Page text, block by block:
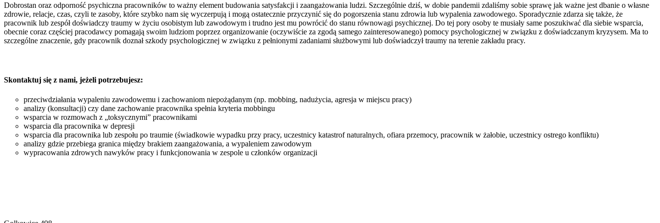
Dobrostan oraz odporność psychiczna pracowników to ważny element budowania satysfakcji i zaangażowania ludzi. Szczególnie dziś, w dobie pandemii zdaliśmy sobie sprawę jak ważne jest dbanie o własne
zdrowie, relacje, czas, czyli te zasoby, które szybko nam się wyczerpują i mogą ostatecznie przyczynić się do pogorszenia stanu zdrowia lub wypalenia zawodowego. Sporadycznie zdarza się także, że
pracownik lub zespół doświadczy traumy w życiu osobistym lub zawodowym i trudno jest mu powrócić do stanu równowagi psychicznej. Do tej pory osoby te musiały same poszukiwać dla siebie wsparcia,
obecnie coraz częściej pracodawcy pomagają swoim ludziom poprzez organizowanie (oczywiście za zgodą samego zainteresowanego) pomocy psychologicznej w związku z doświadczanym kryzysem. Ma to
szczególne znaczenie, gdy pracownik doznał szkody psychologicznej w związku z pełnionymi zadaniami służbowymi lub doświadczył traumy na terenie zakładu pracy.
Skontaktuj się z nami, jeżeli potrzebujesz:
przeciwdziałania wypaleniu zawodowemu i zachowaniom niepożądanym (np. mobbing, nadużycia, agresja w miejscu pracy)
analizy (konsultacji) czy dane zachowanie pracownika spełnia kryteria mobbingu
wsparcia w rozmowach z „toksycznymi” pracownikami
wsparcia dla pracownika w depresji
wsparcia dla pracownika lub zespołu po traumie (świadkowie wypadku przy pracy, uczestnicy katastrof naturalnych, ofiara przemocy, pracownik w żałobie, uczestnicy ostrego konfliktu)
analizy gdzie przebiega granica między brakiem zaangażowania, a wypaleniem zawodowym
wypracowania zdrowych nawyków pracy i funkcjonowania w zespole u członków organizacji